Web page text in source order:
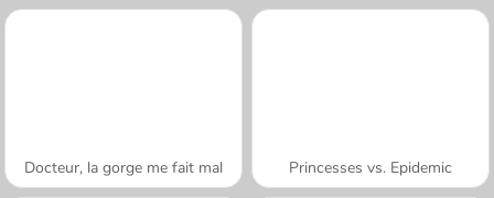
Docteur, la gorge me fait mal Princesses vs. Epidemic